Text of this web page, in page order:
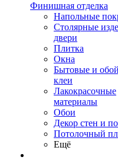
Финишная отделка
Напольные
Столярные
двери
Плитка
Окна
Бытовые и
клеи
Лакокрасочные
материалы
Обои
Декор стен и
Потолочный
Ещё